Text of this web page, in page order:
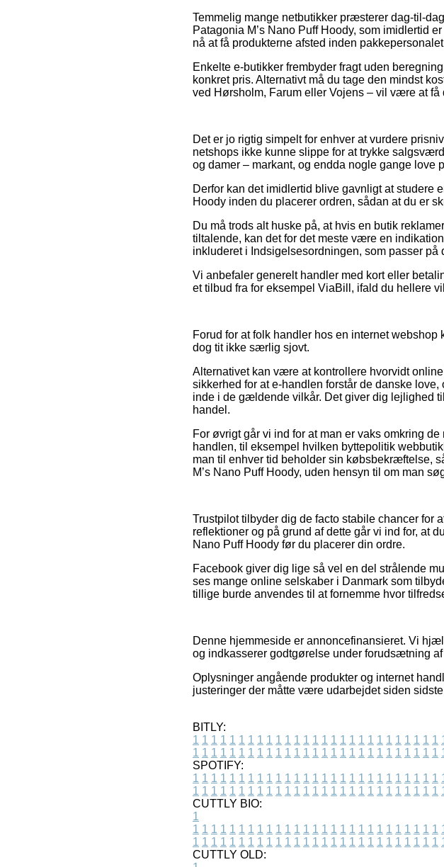
Temmelig mange netbutikker præsterer dag-til-
Patagonia M’s Nano Puff Hoody, som imidlertid
nå at få produkterne afsted inden
Enkelte e-butikker frembyder fragt uden
konkret pris. Alternativt må du tage den mindst
ved Hørsholm, Farum eller Vojens – vil være at
Det er jo rigtig simpelt for enhver at vurdere
netshops ikke kunne slippe for at trykke
og damer – markant, og endda nogle gange love
Derfor kan det imidlertid blive gavnligt at studere
Hoody inden du placerer ordren, sådan at du er
Du må trods alt huske på, at hvis en butik
tiltalende, kan det for det meste være en
inkluderet i Indsigelsesordningen, som passer
Vi anbefaler generelt handler med kort eller
et tilbud fra for eksempel ViaBill, ifald du hellere
Forud for at folk handler hos en internet
dog tit ikke særlig sjovt.
Alternativet kan være at kontrollere hvorvidt
sikkerhed for at e-handlen forstår de danske
inde i de gældende vilkår. Det giver dig lejlighed
handel.
For øvrigt går vi ind for at man er vaks omkring
handlen, til eksempel hvilken byttepolitik
man til enhver tid beholder sin købsbekræftelse,
M’s Nano Puff Hoody, uden hensyn til om man
Trustpilot tilbyder dig de facto stabile chancer for
reflektioner og på grund af dette går vi ind for, at
Nano Puff Hoody før du placerer din ordre.
Facebook giver dig lige så vel en del strålende
ses mange online selskaber i Danmark som
tillige burde anvendes til at fornemme hvor
Denne hjemmeside er annoncefinansieret. Vi
og indkasserer godtgørelse under forudsætning
Oplysninger angående produkter og internet
justeringer der måtte være udarbejdet siden
BITLY:
1 1 1 1 1 1 1 1 1 1 1 1 1 1 1 1 1 1 1 1 1 1 1 1 1 1 1
1 1 1 1 1 1 1 1 1 1 1 1 1 1 1 1 1 1 1 1 1 1 1 1 1 1 1
SPOTIFY:
1 1 1 1 1 1 1 1 1 1 1 1 1 1 1 1 1 1 1 1 1 1 1 1 1 1 1
1 1 1 1 1 1 1 1 1 1 1 1 1 1 1 1 1 1 1 1 1 1 1 1 1 1 1
CUTTLY BIO:
1
1 1 1 1 1 1 1 1 1 1 1 1 1 1 1 1 1 1 1 1 1 1 1 1 1 1 1
1 1 1 1 1 1 1 1 1 1 1 1 1 1 1 1 1 1 1 1 1 1 1 1 1 1 1
CUTTLY OLD: